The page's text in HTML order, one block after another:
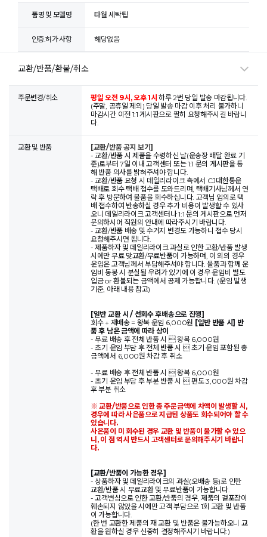
품명 및 모델명 타월 세탁팁
인증.허가 사항 해당없음
교환/반품/환불/취소
주문변경/취소 평일 오전 9시, 오후 1시하루 2번 당일 발송 마감됩니다.
(주말, 공휴일 제외) 당일 발송 마감 이후 처리 불가하니
마감시간 이전 1:1 게시판으로 필히 요청해주시길 바랍니
다.
교환 및 반품
[교환/반품 공지 보기]
- 교환/반품 시 제품을 수령하신 날(운송장 배달 완료 기
준)로부터 7일 이내 고객센터 또는 1:1 문의 게시판을 통
해 반품 의사를 밝혀주셔야 합니다.
- 교환/반품 요청 시 데일리라이크 측에서 CJ대한통운
택배로 회수 택배 접수를 도와드리며, 택배기사님께서 연
락 후 방문하여 물품을 회수하십니다. 고객님 임의로 택
배 접수하여 반송하실 경우 추가 비용이 발생할 수 있사
오니 데일리라이크 고객센터나 1:1 문의 게시판으로 먼저
문의하시어 직원의 안내에 따라주시기 바랍니다.
- 교환/반품 배송 및 수거지 변경도 가능하니 접수 당시
요청해주시면 됩니다.
- 제품하자 및 데일리라이크 과실로 인한 교환/반품 발생
시에만 무료 맞교환/무료반품이 가능하며, 이 외의 경우
운임은 고객님께서 부담해주셔야 합니다. 물품과 함께 운
임비 동봉 시 분실될 우려가 있기에 이 경우 운임비 별도
입금 or 환불되는 금액에서 공제 가능합니다. (운임 발생
기준, 아래 내용 참고)
[일반 교환 시 / 선회수 후배송으로 진행]
회수 + 재배송 = 왕복 운임 6,000원 [일반 반품 시] 반
품 후 남은 금액에 따라 상이
- 무료 배송 후 전체 반품 시  왕복 6,000원
- 초기 운임 부담 후 전체 반품 시  초기 운임 포함된 총
금액에서 6,000원 차감 후 취소
- 무료 배송 후 전체 반품 시  왕복 6,000원
- 초기 운임 부담 후 부분 반품 시  편도 3,000원 차감
후 부분 취소
※ 교환/반품으로 인한 총 주문금액에 차액이 발생할 시,
경우에 따라 사은품으로 지급된 상품도 회수되어야 할 수
있습니다.
사은품이 미 회수된 경우 교환 및 반품이 불가할 수 있으
니, 이 점 역시 반드시 고객센터로 문의해주시기 바랍니
다.
[교환/반품이 가능한 경우]
- 상품하자 및 데일리라이크의 과실(오배송 등)로 인한
교환/반품 시 무료교환 및 무료반품이 가능합니다.
- 고객변심으로 인한 교환/반품의 경우, 제품의 겉포장이
훼손되지 않았을 시에만 고객 부담으로 1회 교환 및 반품
이 가능합니다.
(한 번 교환한 제품의 재 교환 및 반품은 불가능하오니 교
환을 원하실 경우 신중히 결정해주시기 바랍니다.)